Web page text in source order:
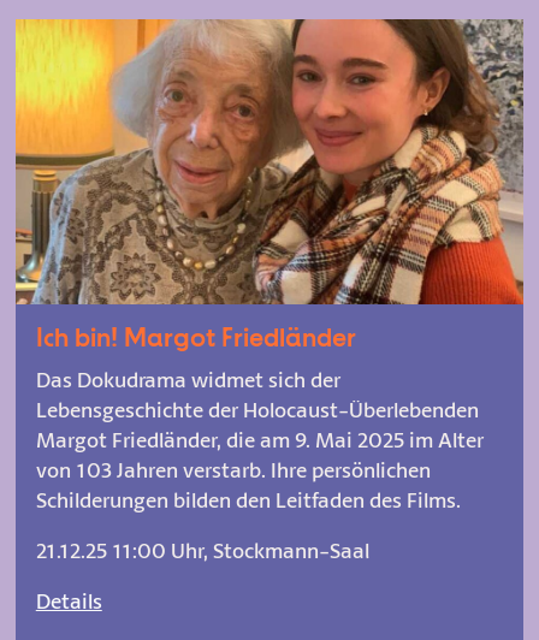
Ich bin! Margot Friedländer
Das Dokudrama widmet sich der
Lebensgeschichte der Holocaust-Überlebenden
Margot Friedländer, die am 9. Mai 2025 im Alter
von 103 Jahren verstarb. Ihre persönlichen
Schilderungen bilden den Leitfaden des Films.
21.12.25 11:00 Uhr, Stockmann-Saal
Details